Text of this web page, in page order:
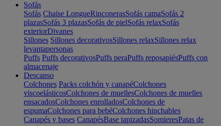
Sofás
Sofás Chaise LongueRinconerasSofás camaSofás 2
plazasSofás 3 plazasSofás de pielSofás relaxSofás
exteriorDivanes
Sillones Sillones decorativosSillones relaxSillones relax
levantapersonas
Puffs Puffs decorativosPuffs peraPuffs reposapiésPuffs con
almacenaje
Descanso
Colchones Packs colchón y canapéColchones
viscoelásticosColchones de muellesColchones de muelles
ensacadosColchones enrolladosColchones de
espumaColchones para bebéColchones hinchables
Canapés y bases CanapésBase tapizadasSomieresPatas de